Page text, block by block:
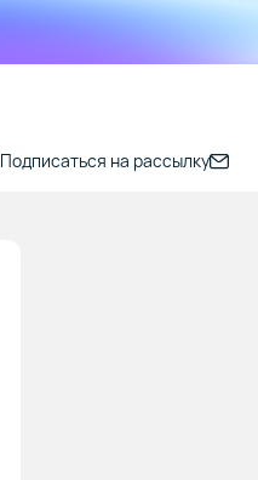
Подписаться на рассылку